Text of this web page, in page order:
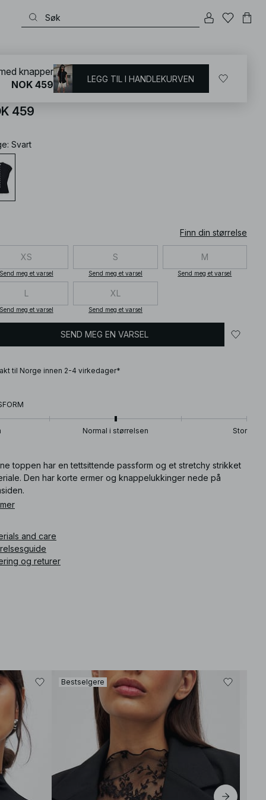
topp med knapper
459
: Svart
Finn din størrelse
XS
Send meg et varsel
S
Send meg et varsel
M
Send meg et varsel
L
Send meg et varsel
XL
Send meg et varsel
SEND MEG EN VARSEL
til Norge innen 2-4 virkedager*
Normal i størrelsen Stor
toppen har en tettsittende passform og et stretchy strikket
Den har korte ermer og knappelukkinger nede på
and care
og returer
Bestselgere
knapper
NOK 459
LEGG TIL I HANDLEKURVEN